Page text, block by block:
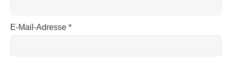
E-Mail-Adresse *